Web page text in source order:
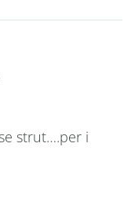
strut….per i